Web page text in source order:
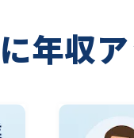
年収